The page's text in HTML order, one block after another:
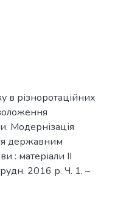
в різноротаційних
Модернізація
державним
: матеріали ІІ
2016 р. Ч. 1. –